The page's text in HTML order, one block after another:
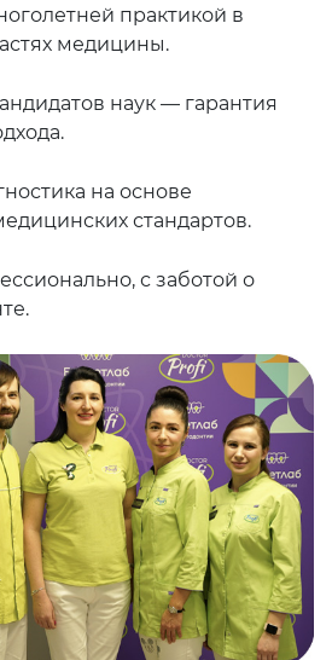
практикой в
медицины.
наук — гарантия
на основе
стандартов.
с заботой о